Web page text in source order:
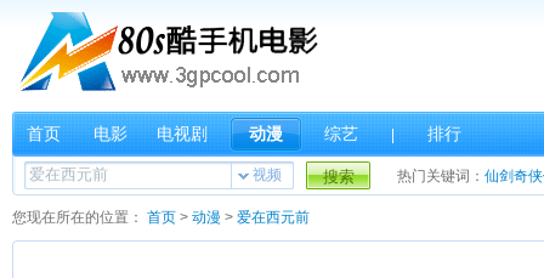
首页 电影 电视剧 动漫 综艺 排行
视频 搜索 热门关键词： 仙剑奇
您现在所在的位置： 首页 > 动漫 > 爱在西元前